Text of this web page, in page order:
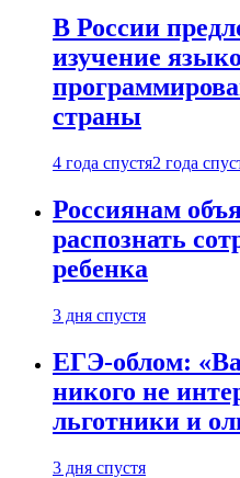
В России
изучение
страны
4 года спустя2 года
Россиянам
распознать
ребенка
3 дня спустя
ЕГЭ-облом:
никого не
льготники и
3 дня спустя